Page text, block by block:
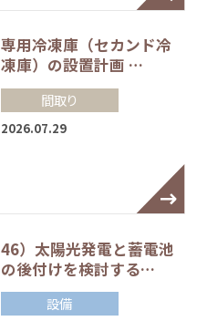
専用冷凍庫（セカンド冷
凍庫）の設置計画 …
間取り
2026.07.29
46）太陽光発電と蓄電池
の後付けを検討する…
設備